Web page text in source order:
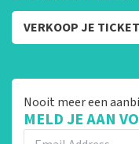
VERKOOP JE
Nooit meer een
MELD JE AAN